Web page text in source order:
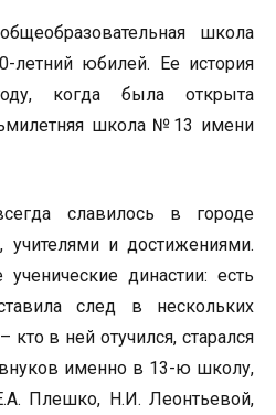
школа
летний юбилей. Ее история
когда была открыта
школа №13 имени
славилось в городе
и достижениями.
династии: есть
след в нескольких
кто в ней отучился, старался
именно в 13-ю школу,
Плешко, Н.И. Леонтьевой,